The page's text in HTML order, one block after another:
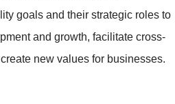
goals and their strategic roles to
and growth, facilitate cross-
new values for businesses.